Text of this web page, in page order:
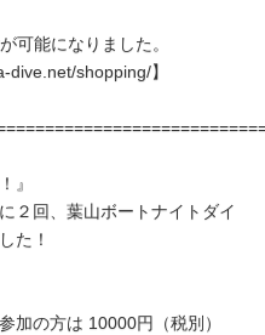
可能になりました。
shopping/】
』
２回、葉山ボートナイトダイ
た！
加の方は 10000円（税別）